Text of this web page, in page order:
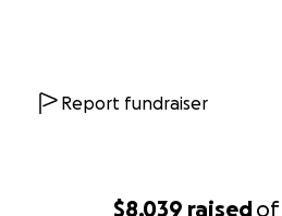
$8,039 raisedof
Report fundraiser